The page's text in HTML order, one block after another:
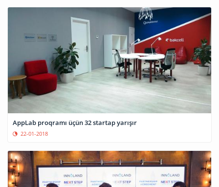
AppLab proqramı üçün 32 startap yarışır
22-01-2018